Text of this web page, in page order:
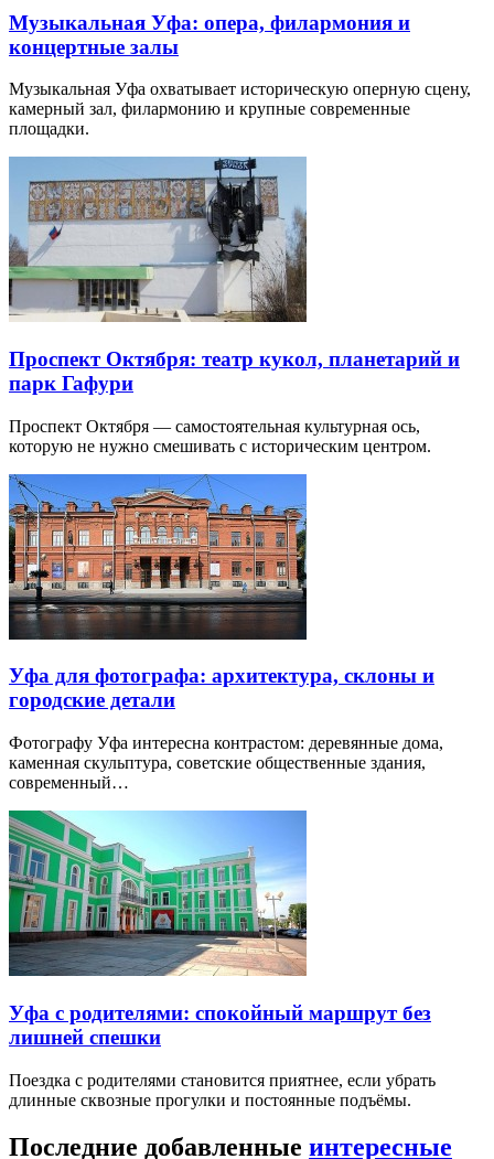
Музыкальная Уфа: опера, филармония и
концертные залы
Музыкальная Уфа охватывает историческую оперную сцену,
камерный зал, филармонию и крупные современные
площадки.
Проспект Октября: театр кукол, планетарий и
парк Гафури
Проспект Октября — самостоятельная культурная ось,
которую не нужно смешивать с историческим центром.
Уфа для фотографа: архитектура, склоны и
городские детали
Фотографу Уфа интересна контрастом: деревянные дома,
каменная скульптура, советские общественные здания,
современный…
Уфа с родителями: спокойный маршрут без
лишней спешки
Поездка с родителями становится приятнее, если убрать
длинные сквозные прогулки и постоянные подъёмы.
Последние добавленные интересные